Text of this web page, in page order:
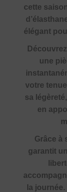
cette
élégant
une
votre
sa
en
Grâce à
garantit
la